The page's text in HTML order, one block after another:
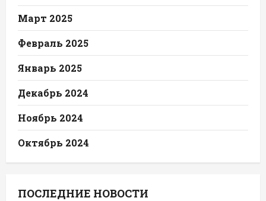
Март 2025
Февраль 2025
Январь 2025
Декабрь 2024
Ноябрь 2024
Октябрь 2024
ПОСЛЕДНИЕ НОВОСТИ